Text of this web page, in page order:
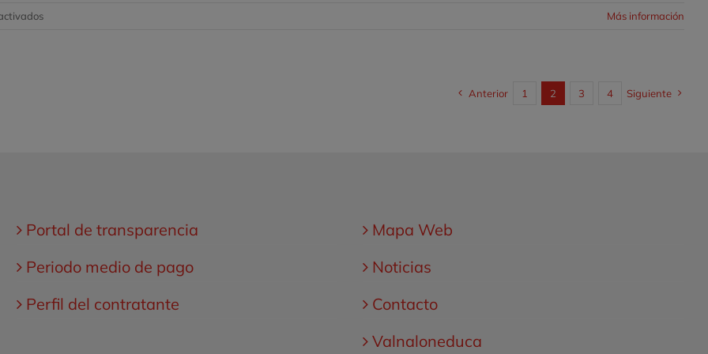
en
Más información
Anterior 1 2 3 4 Siguiente
Portal de transparencia
Periodo medio de pago
Perfil del contratante
Mapa Web
Noticias
Contacto
Valnaloneduca